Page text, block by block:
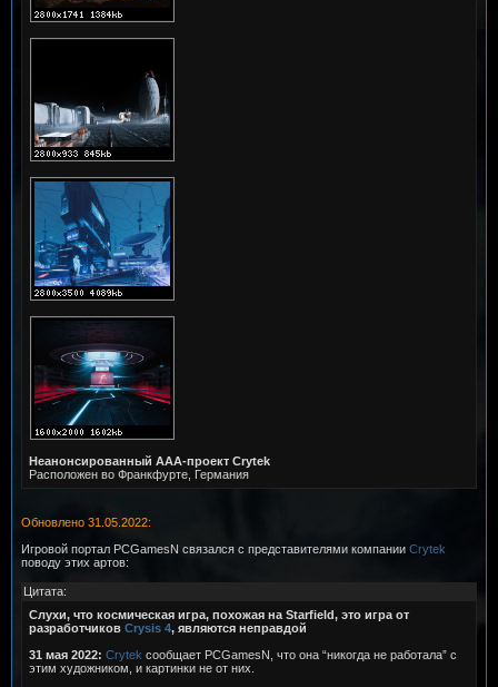
Неанонсированный AAA-проект Crytek
Расположен во Франкфурте, Германия
Обновлено 31.05.2022:
Игровой портал PCGamesN связался с представителями компании Crytek
поводу этих артов:
Цитата:
Слухи, что космическая игра, похожая на Starfield, это игра от
разработчиков Crysis 4, являются неправдой
31 мая 2022: Crytek сообщает PCGamesN, что она “никогда не работала” с
этим художником, и картинки не от них.